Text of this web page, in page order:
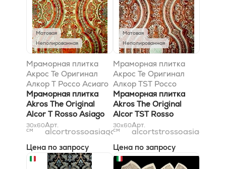
Матовая
Неполированная
Мраморная плитка
Акрос Те Оригинал
Алкор T Россо Асиаго
Сильвер 30,5x61
Мраморная плитка
Akros The Original
Alcor T Rosso Asiago
Silver 30,5x61
30x60
см
Арт.
alcortrossoasiagosilver31x61
Цена по запросу
Матовая
Неполированная
Мраморная плитка
Акрос Те Оригинал
Алкор TST Россо
Асиаго Сильвер
30,5x61
Мраморная плитка
Akros The Original
Alcor TST Rosso
Asiago Silver 30,5x61
30x60
см
Арт.
Цена по запросу